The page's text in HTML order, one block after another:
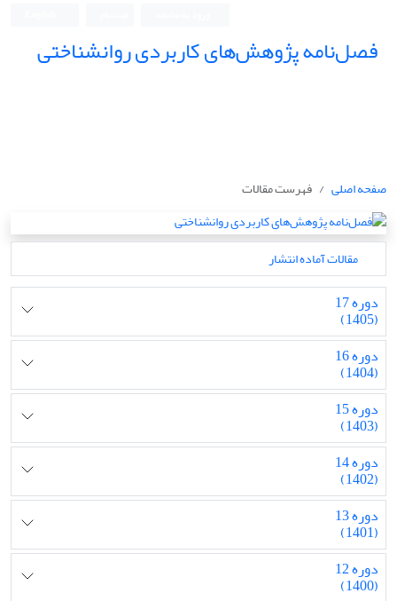
فصل‌نامه پژوهش‌های کاربردی روانشناختی
صفحه اصلی فهرست مقالات
مقالات آماده انتشار
دوره 17
(1405)
دوره 16
(1404)
دوره 15
(1403)
دوره 14
(1402)
دوره 13
(1401)
دوره 12
(1400)